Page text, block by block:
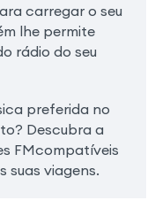
carregar o seu
lhe permite
rádio do seu
preferida no
Descubra a
FMcompatíveis
suas viagens.